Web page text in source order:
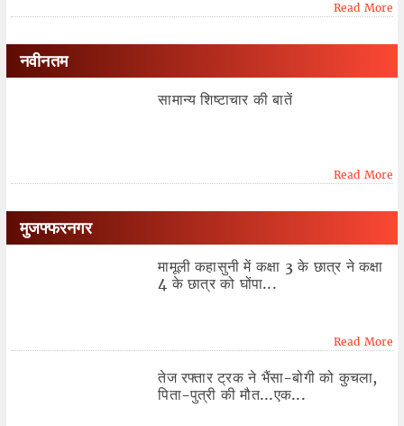
Read More
नवीनतम
सामान्य शिष्टाचार की बातें
Read More
मुजफ्फरनगर
मामूली कहासुनी में कक्षा 3 के छात्र ने कक्षा
4 के छात्र को घोंपा...
Read More
तेज रफ्तार ट्रक ने भैंसा-बोगी को कुचला,
पिता-पुत्री की मौत...एक...